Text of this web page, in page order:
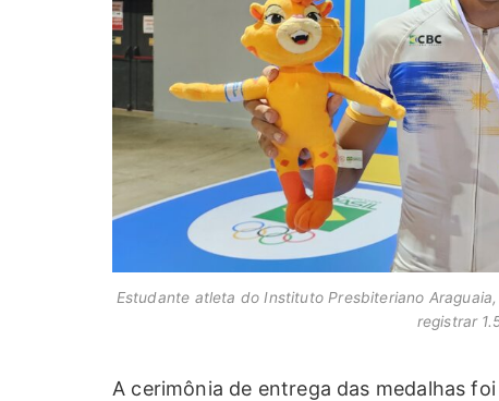
Estudante atleta do Instituto Presbiteriano
registrar
A cerimônia de entrega das medalhas